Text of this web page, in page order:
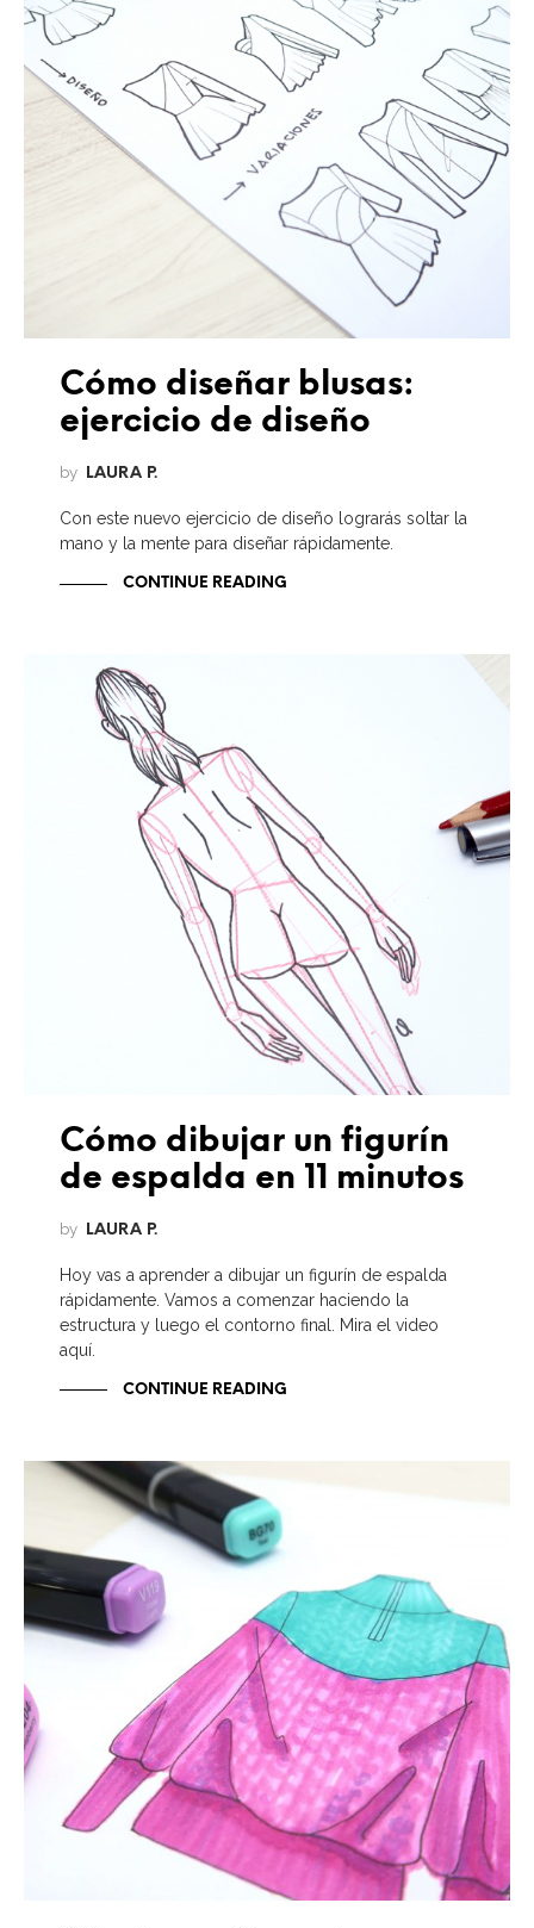
Cómo diseñar blusas:
ejercicio de diseño
by LAURA P.
Con este nuevo ejercicio de diseño lograrás soltar la
mano y la mente para diseñar rápidamente.
CONTINUE READING
Cómo dibujar un figurín
de espalda en 11 minutos
by LAURA P.
Hoy vas a aprender a dibujar un figurín de espalda
rápidamente. Vamos a comenzar haciendo la
estructura y luego el contorno final. Mira el video
aquí.
CONTINUE READING